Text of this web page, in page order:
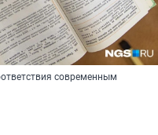
современным